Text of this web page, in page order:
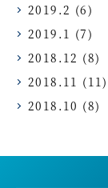
2019.2 (6)
2019.1 (7)
2018.12 (8)
2018.11 (11)
2018.10 (8)